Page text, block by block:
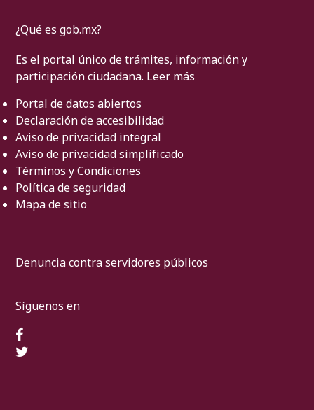
¿Qué es gob.mx?
Es el portal único de trámites, información y
participación ciudadana. Leer más
Portal de datos abiertos
Declaración de accesibilidad
Aviso de privacidad integral
Aviso de privacidad simplificado
Términos y Condiciones
Política de seguridad
Mapa de sitio
Denuncia contra servidores públicos
Síguenos en